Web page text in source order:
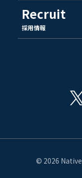
Recruit
採用情報
© 2026